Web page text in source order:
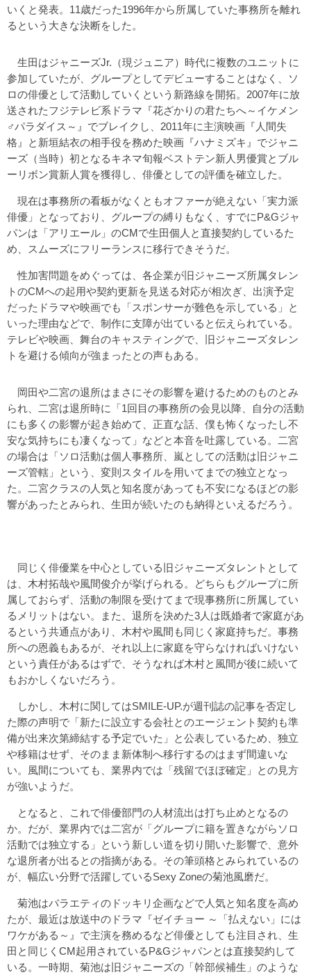
いくと発表。11歳だった1996年から所属していた事務所を離れ
るという大きな決断をした。
生田はジャニーズJr.（現ジュニア）時代に複数のユニットに
参加していたが、グループとしてデビューすることはなく、ソ
ロの俳優として活動していくという新路線を開拓。2007年に放
送されたフジテレビ系ドラマ『花ざかりの君たちへ～イケメン
♂パラダイス～』でブレイクし、2011年に主演映画『人間失
格』と新垣結衣の相手役を務めた映画『ハナミズキ』でジャニ
ーズ（当時）初となるキネマ旬報ベストテン新人男優賞とブル
ーリボン賞新人賞を獲得し、俳優としての評価を確立した。
現在は事務所の看板がなくともオファーが絶えない「実力派
俳優」となっており、グループの縛りもなく、すでにP&Gジャ
パンは「アリエール」のCMで生田個人と直接契約しているた
め、スムーズにフリーランスに移行できそうだ。
性加害問題をめぐっては、各企業が旧ジャニーズ所属タレン
トのCMへの起用や契約更新を見送る対応が相次ぎ、出演予定
だったドラマや映画でも「スポンサーが難色を示している」と
いった理由などで、制作に支障が出ていると伝えられている。
テレビや映画、舞台のキャスティングで、旧ジャニーズタレン
トを避ける傾向が強まったとの声もある。
岡田や二宮の退所はまさにその影響を避けるためのものとみ
られ、二宮は退所時に「1回目の事務所の会見以降、自分の活動
にも多くの影響が起き始めて、正直な話、僕も怖くなったし不
安な気持ちにも凄くなって」などと本音を吐露している。二宮
の場合は「ソロ活動は個人事務所、嵐としての活動は旧ジャニ
ーズ管轄」という、変則スタイルを用いてまでの独立となっ
た。二宮クラスの人気と知名度があっても不安になるほどの影
響があったとみられ、生田が続いたのも納得といえるだろう。
同じく俳優業を中心としている旧ジャニーズタレントとして
は、木村拓哉や風間俊介が挙げられる。どちらもグループに所
属しておらず、活動の制限を受けてまで現事務所に所属してい
るメリットはない。また、退所を決めた3人は既婚者で家庭があ
るという共通点があり、木村や風間も同じく家庭持ちだ。事務
所への恩義もあるが、それ以上に家庭を守らなければいけない
という責任があるはずで、そうなれば木村と風間が後に続いて
もおかしくないだろう。
しかし、木村に関してはSMILE-UP.が週刊誌の記事を否定し
た際の声明で「新たに設立する会社とのエージェント契約も準
備が出来次第締結する予定でいた」と公表しているため、独立
や移籍はせず、そのまま新体制へ移行するのはまず間違いな
い。風間についても、業界内では「残留でほぼ確定」との見方
が強いようだ。
となると、これで俳優部門の人材流出は打ち止めとなるの
か。だが、業界内では二宮が「グループに籍を置きながらソロ
活動では独立する」という新しい道を切り開いた影響で、意外
な退所者が出るとの指摘がある。その筆頭格とみられているの
が、幅広い分野で活躍しているSexy Zoneの菊池風磨だ。
菊池はバラエティのドッキリ企画などで人気と知名度を高め
たが、最近は放送中のドラマ『ゼイチョー ～「払えない」には
ワケがある～』で主演を務めるなど俳優としても注目され、生
田と同じくCM起用されているP&Gジャパンとは直接契約して
いる。一時期、菊池は旧ジャニーズの「幹部候補生」のような